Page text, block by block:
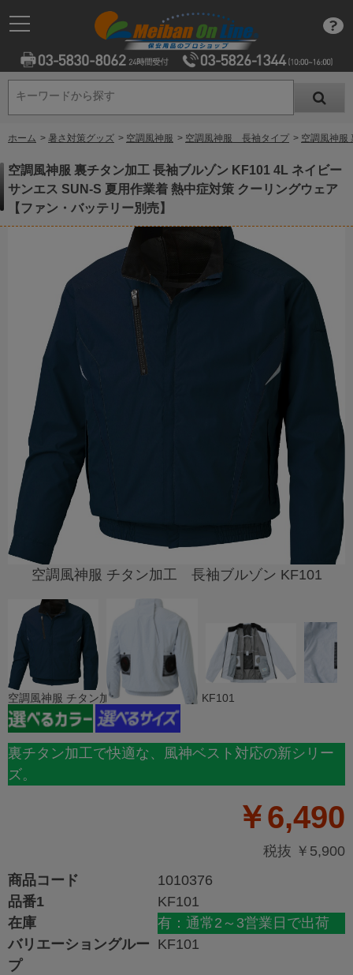
キーワードから探す
キーワードから探す
ホーム > 暑さ対策グッズ > 空調風神服 > 空調風神服 長袖タイプ > 空調風神服
空調風神服 チタン加工 長袖ブルゾン KF101
空調風神服 チタン加工 長袖ブルゾン KF101
空調風神服 裏チタン加工 長袖ブルゾン KF101 4L ネイビー
サンエス SUN-S 夏用作業着 熱中症対策 クーリングウェア
【ファン・バッテリー別売】
裏チタン加工で快適な、風神ベスト対応の新シリー
ズ。
￥6,490
税抜 ￥5,900
商品コード
1010376
品番1
KF101
在庫
有：通常2～3営業日で出荷
バリエーショングルー
プ
KF101